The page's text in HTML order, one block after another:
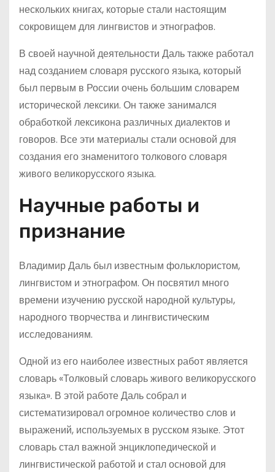
нескольких книгах, которые стали настоящим
сокровищем для лингвистов и этнографов.
В своей научной деятельности Даль также работал
над созданием словаря русского языка, который
был первым в России очень большим словарем
исторической лексики. Он также занимался
обработкой лексикона различных диалектов и
говоров. Все эти материалы стали основой для
создания его знаменитого толкового словаря
живого великорусского языка.
Научные работы и
признание
Владимир Даль был известным фольклористом,
лингвистом и этнографом. Он посвятил много
времени изучению русской народной культуры,
народного творчества и лингвистическим
исследованиям.
Одной из его наиболее известных работ является
словарь «Толковый словарь живого великорусского
языка». В этой работе Даль собрал и
систематизировал огромное количество слов и
выражений, используемых в русском языке. Этот
словарь стал важной энциклопедической и
лингвистической работой и стал основой для